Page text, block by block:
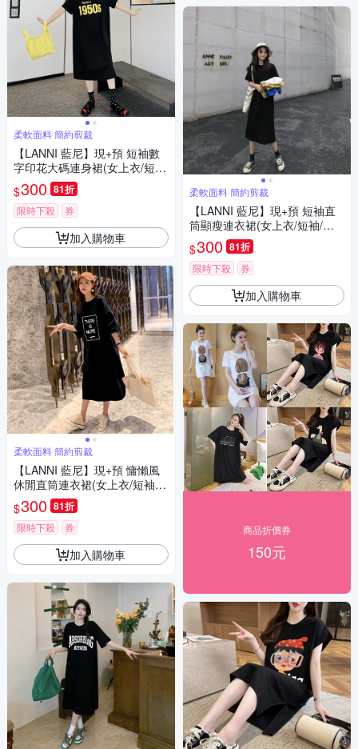
柔軟面料 簡約剪裁
【LANNI 藍尼】現+預 短袖數
字印花大碼連身裙(女上衣/短
袖/休閒)
$300 81折
限時下殺 券
加入購物車
柔軟面料 簡約剪裁
【LANNI 藍尼】現+預 慵懶風
休閒直筒連衣裙(女上衣/短袖/
休閒)
$300 81折
限時下殺 券
加入購物車
柔軟面料 簡約剪裁
【LANNI 藍尼】現+預 短袖直
筒顯瘦連衣裙(女上衣/短袖/休
閒)
$300 81折
限時下殺 券
加入購物車
商品折價券
150元